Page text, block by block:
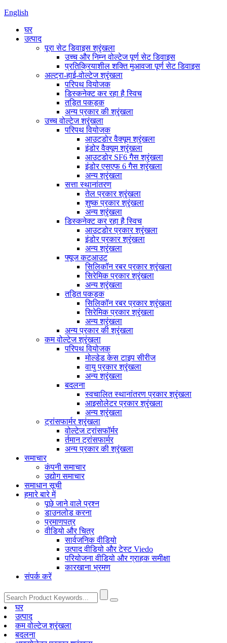
English
घर
उत्पाद
पूरा सेट डिवाइस श्रृंखला
उच्च और निम्न वोल्टेज पूर्ण सेट डिवाइस
प्रतिक्रियाशील शक्ति मुआवजा पूर्ण सेट डिवाइस
अल्ट्रा-हाई-वोल्टेज श्रृंखला
परिपथ वियोजक
डिस्कनेक्ट कर रहा है स्विच
तड़ित पकड़क
अन्य प्रकार की श्रृंखला
उच्च वोल्टेज श्रृंखला
परिपथ वियोजक
आउटडोर वैक्यूम श्रृंखला
इंडोर वैक्यूम श्रृंखला
आउटडोर SF6 गैस श्रृंखला
इंडोर एसएफ 6 गैस श्रृंखला
अन्य श्रृंखला
सत्ता स्थानांतरण
तेल प्रकार श्रृंखला
शुष्क प्रकार श्रृंखला
अन्य श्रृंखला
डिस्कनेक्ट कर रहा है स्विच
आउटडोर प्रकार श्रृंखला
इंडोर प्रकार श्रृंखला
अन्य श्रृंखला
फ्यूज कटआउट
सिलिकॉन रबर प्रकार श्रृंखला
सिरेमिक प्रकार श्रृंखला
अन्य श्रृंखला
तड़ित पकड़क
सिलिकॉन रबर प्रकार श्रृंखला
सिरेमिक प्रकार श्रृंखला
अन्य श्रृंखला
अन्य प्रकार की श्रृंखला
कम वोल्टेज श्रृंखला
परिपथ वियोजक
मोल्डेड केस टाइप सीरीज
वायु प्रकार श्रृंखला
अन्य श्रृंखला
बदलना
स्वचालित स्थानांतरण प्रकार श्रृंखला
आइसोलेटर प्रकार श्रृंखला
अन्य श्रृंखला
ट्रांसफार्मर श्रृंखला
वोल्टेज ट्रांसफॉर्मर
र्तमान ट्रांसफार्मर
अन्य प्रकार की श्रृंखला
समाचार
कंपनी समाचार
उद्योग समाचार
समाधान सूची
हमारे बारे में
पूछे जाने वाले प्रश्न
डाउनलोड करना
प्रमाणपत्र
वीडियो और चित्र
सार्वजनिक वीडियो
उत्पाद वीडियो और टेस्ट Viedo
परियोजना वीडियो और ग्राहक समीक्षा
कारखाना भ्रमण
संपर्क करें
घर
उत्पाद
कम वोल्टेज श्रृंखला
बदलना